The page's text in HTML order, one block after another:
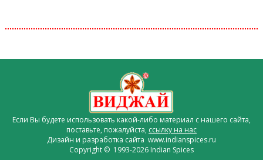
Если Вы будете использовать какой-либо материал с нашего сайта,
поставьте, пожалуйста, ссылку на нас
Дизайн и разработка сайта www.indianspices.ru
Copyright © 1993-2026 Indian Spices